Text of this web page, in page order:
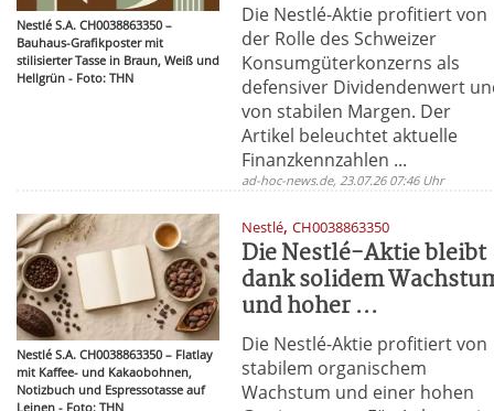
Nestlé S.A. CH0038863350 –
Bauhaus-Grafikposter mit
stilisierter Tasse in Braun, Weiß und
Hellgrün - Foto: THN
Die Nestlé-Aktie profitiert von
der Rolle des Schweizer
Konsumgüterkonzerns als
defensiver Dividendenwert
von stabilen Margen. Der
Artikel beleuchtet aktuelle
Finanzkennzahlen ...
ad-hoc-news.de, 23.07.26 07:46 Uhr
Nestlé S.A. CH0038863350 – Flatlay
mit Kaffee- und Kakaobohnen,
Notizbuch und Espressotasse auf
Leinen - Foto: THN
Nestlé,CH0038863350
Die Nestlé-Aktie bleibt
dank solidem
und hoher ...
Die Nestlé-Aktie profitiert von
stabilem organischem
Wachstum und einer hohen